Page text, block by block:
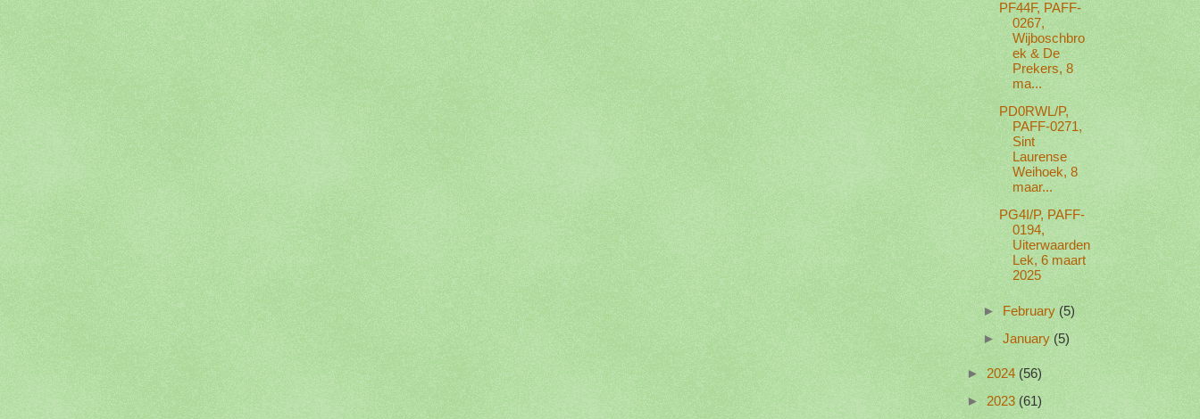
PF44F, PAFF-
0267,
Wijboschbro
ek & De
Prekers, 8
ma...
PD0RWL/P,
PAFF-0271,
Sint
Laurense
Weihoek, 8
maar...
PG4I/P, PAFF-
0194,
Uiterwaarden
Lek, 6 maart
2025
► February (5)
► January (5)
► 2024 (56)
► 2023 (61)